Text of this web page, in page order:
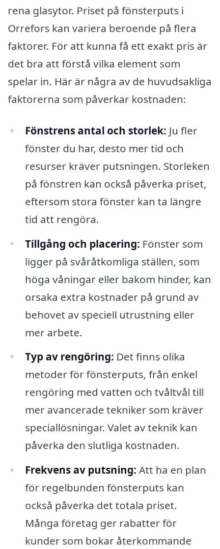
rena glasytor. Priset på fönsterputs i
Orrefors kan variera beroende på flera
faktorer. För att kunna få ett exakt pris är
det bra att förstå vilka element som
spelar in. Här är några av de huvudsakliga
faktorerna som påverkar kostnaden:
Fönstrens antal och storlek: Ju fler
fönster du har, desto mer tid och
resurser kräver putsningen. Storleken
på fönstren kan också påverka priset,
eftersom stora fönster kan ta längre
tid att rengöra.
Tillgång och placering: Fönster som
ligger på svåråtkomliga ställen, som
höga våningar eller bakom hinder, kan
orsaka extra kostnader på grund av
behovet av speciell utrustning eller
mer arbete.
Typ av rengöring: Det finns olika
metoder för fönsterputs, från enkel
rengöring med vatten och tvåltvål till
mer avancerade tekniker som kräver
speciallösningar. Valet av teknik kan
påverka den slutliga kostnaden.
Frekvens av putsning: Att ha en plan
för regelbunden fönsterputs kan
också påverka det totala priset.
Många företag ger rabatter för
kunder som bokar återkommande